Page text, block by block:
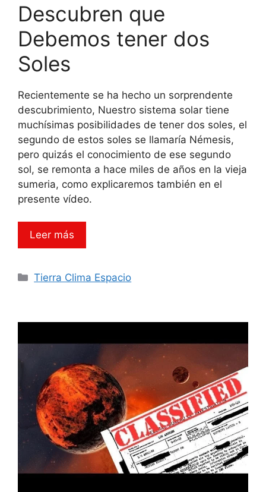
Descubren que
Debemos tener dos
Soles
Recientemente se ha hecho un sorprendente
descubrimiento, Nuestro sistema solar tiene
muchísimas posibilidades de tener dos soles, el
segundo de estos soles se llamaría Némesis,
pero quizás el conocimiento de ese segundo
sol, se remonta a hace miles de años en la vieja
sumeria, como explicaremos también en el
presente vídeo.
Leer más
Categorías
Tierra Clima Espacio